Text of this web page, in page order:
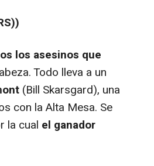
los asesinos que
Todo lleva a un
(Bill Skarsgard), una
con la Alta Mesa. Se
la cual el ganador